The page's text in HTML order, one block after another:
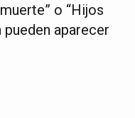
o “Hijos
aparecer